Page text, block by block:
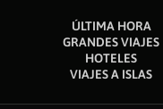
ÚLTIMA HORA
GRANDES VIAJES
HOTELES
VIAJES A ISLAS